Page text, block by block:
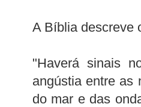
A Bíblia descreve
"Haverá sinais
angústia entre as
do mar e das